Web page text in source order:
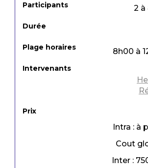
Participants
Durée
Plage horaires
Intervenants
Prix
2 à
8h00 à
Intra : à
Cout
Inter :